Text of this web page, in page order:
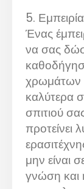
5.
Ένας
να σας
χρωμάτων
καλύτερα
σπιτιού
προτείνει
μην είναι
γνώση και